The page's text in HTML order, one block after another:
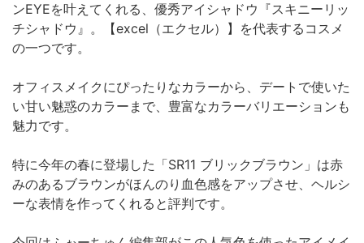
ンEYEを叶えてくれる、優秀アイシャドウ『スキニーリッ
チシャドウ』。【excel（エクセル）】を代表するコスメ
の一つです。
オフィスメイクにぴったりなカラーから、デートで使いた
い甘い魅惑のカラーまで、豊富なカラーバリエーションも
魅力です。
特に今年の春に登場した「SR11 ブリックブラウン」は赤
みのあるブラウンがほんのり血色感をアップさせ、ヘルシ
ーな表情を作ってくれると評判です。